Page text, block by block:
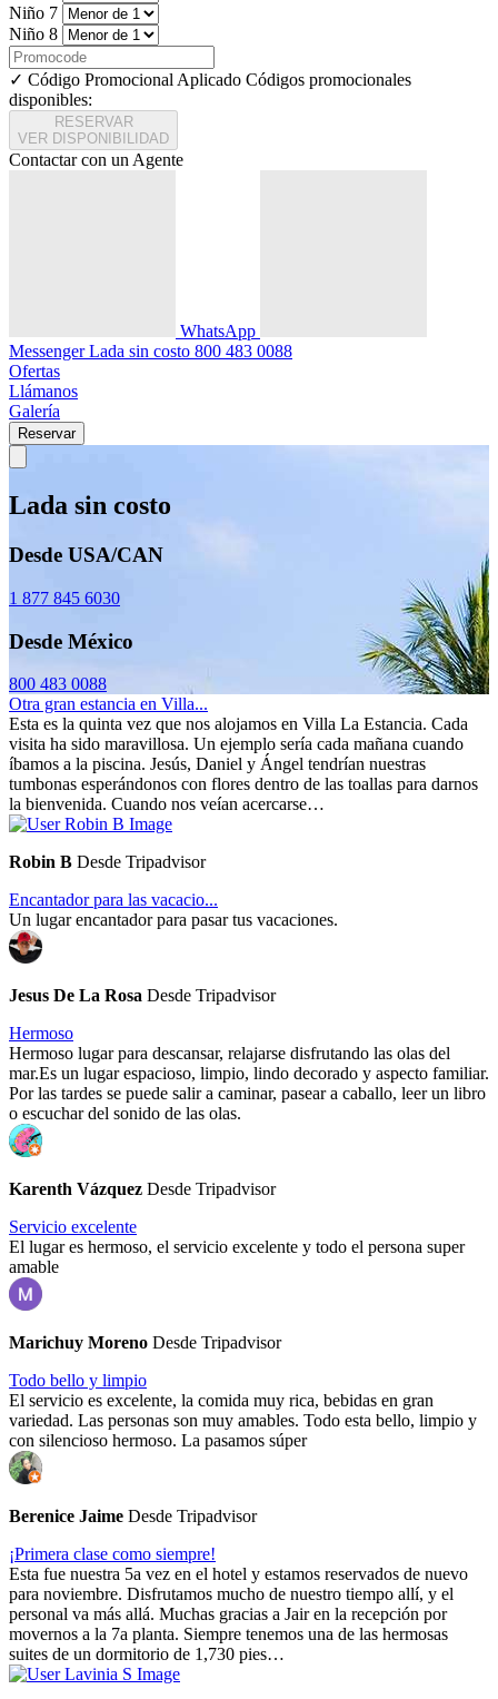
Niño 7
Niño 8
✓ Código Promocional Aplicado Códigos promocionales
disponibles:
RESERVAR
VER DISPONIBILIDAD
Contactar con un Agente
WhatsApp
MessengerLada sin costo 800 483 0088
Ofertas
Llámanos
Galería
Reservar
Lada sin costo
Desde USA/CAN
1 877 845 6030
Desde México
800 483 0088
Otra gran estancia en Villa...
Esta es la quinta vez que nos alojamos en Villa La Estancia. Cada
visita ha sido maravillosa. Un ejemplo sería cada mañana cuando
íbamos a la piscina. Jesús, Daniel y Ángel tendrían nuestras
tumbonas esperándonos con flores dentro de las toallas para darnos
la bienvenida. Cuando nos veían acercarse…
Robin B Desde Tripadvisor
Encantador para las vacacio...
Un lugar encantador para pasar tus vacaciones.
Jesus De La Rosa Desde Tripadvisor
Hermoso
Hermoso lugar para descansar, relajarse disfrutando las olas del
mar.Es un lugar espacioso, limpio, lindo decorado y aspecto familiar.
Por las tardes se puede salir a caminar, pasear a caballo, leer un libro
o escuchar del sonido de las olas.
Karenth Vázquez Desde Tripadvisor
Servicio excelente
El lugar es hermoso, el servicio excelente y todo el persona super
amable
Marichuy Moreno Desde Tripadvisor
Todo bello y limpio
El servicio es excelente, la comida muy rica, bebidas en gran
variedad. Las personas son muy amables. Todo esta bello, limpio y
con silencioso hermoso. La pasamos súper
Berenice Jaime Desde Tripadvisor
¡Primera clase como siempre!
Esta fue nuestra 5a vez en el hotel y estamos reservados de nuevo
para noviembre. Disfrutamos mucho de nuestro tiempo allí, y el
personal va más allá. Muchas gracias a Jair en la recepción por
movernos a la 7a planta. Siempre tenemos una de las hermosas
suites de un dormitorio de 1,730 pies…